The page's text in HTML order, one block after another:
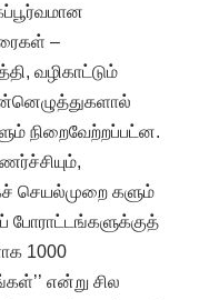
–
வழிகாட்டும்
நிறைவேற்றப்பட்ன.
செயல்முறை களும்
1000
என்று சில